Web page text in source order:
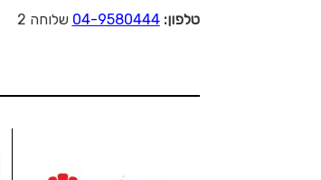
טלפון: 04-9580444 שלוחה 2